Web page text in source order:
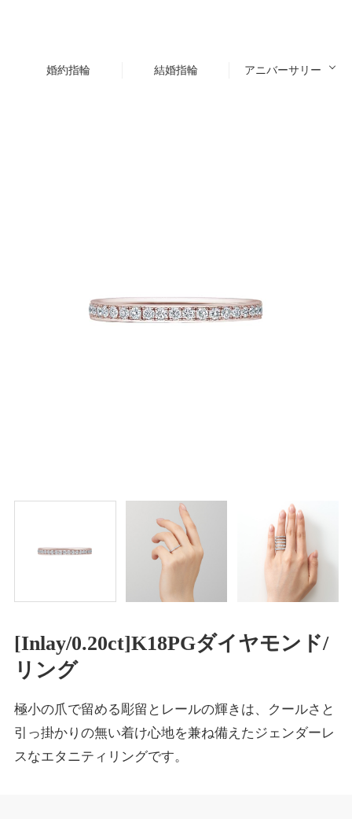
婚約指輪 結婚指輪 アニバーサリー
[Inlay/0.20ct]K18PGダイヤモンド/
リング
極小の爪で留める彫留とレールの輝きは、クールさと
引っ掛かりの無い着け心地を兼ね備えたジェンダーレ
スなエタニティリングです。